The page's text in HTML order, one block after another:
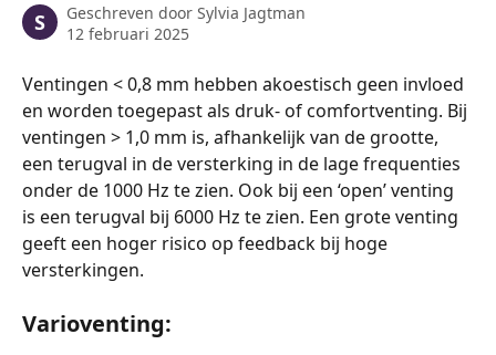
S Geschreven door Sylvia Jagtman
12 februari 2025
Ventingen < 0,8 mm hebben akoestisch geen invloed
en worden toegepast als druk- of comfortventing. Bij
ventingen > 1,0 mm is, afhankelijk van de grootte,
een terugval in de versterking in de lage frequenties
onder de 1000 Hz te zien. Ook bij een ‘open’ venting
is een terugval bij 6000 Hz te zien. Een grote venting
geeft een hoger risico op feedback bij hoge
versterkingen.
Varioventing: